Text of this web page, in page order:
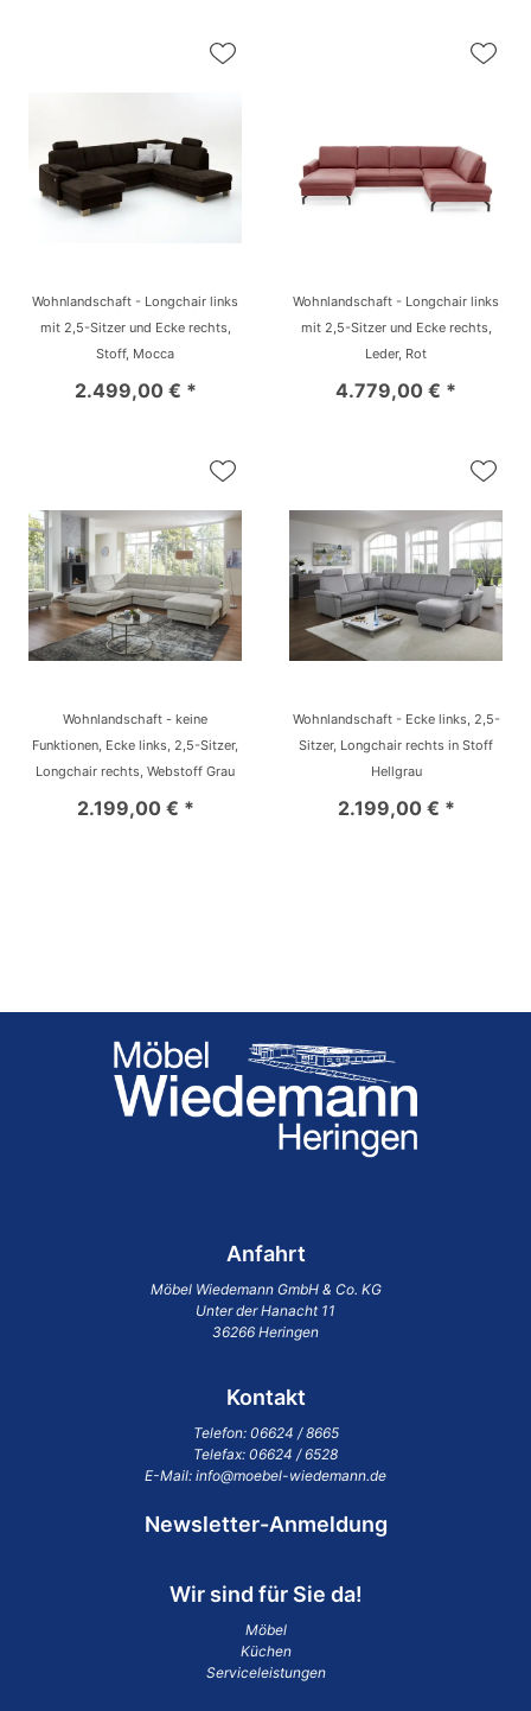
Wohnlandschaft - Longchair links
mit 2,5-Sitzer und Ecke rechts,
Stoff, Mocca
2.499,00 € *
Wohnlandschaft - Longchair links
mit 2,5-Sitzer und Ecke rechts,
Leder, Rot
4.779,00 € *
Wohnlandschaft - keine
Funktionen, Ecke links, 2,5-Sitzer,
Longchair rechts, Webstoff Grau
2.199,00 € *
Wohnlandschaft - Ecke links, 2,5-
Sitzer, Longchair rechts in Stoff
Hellgrau
2.199,00 € *
Anfahrt
Möbel Wiedemann GmbH & Co. KG
Unter der Hanacht 11
36266 Heringen
Kontakt
Telefon: 06624 / 8665
Telefax: 06624 / 6528
E-Mail: info@moebel-wiedemann.de
Newsletter-Anmeldung
Wir sind für Sie da!
Möbel
Küchen
Serviceleistungen